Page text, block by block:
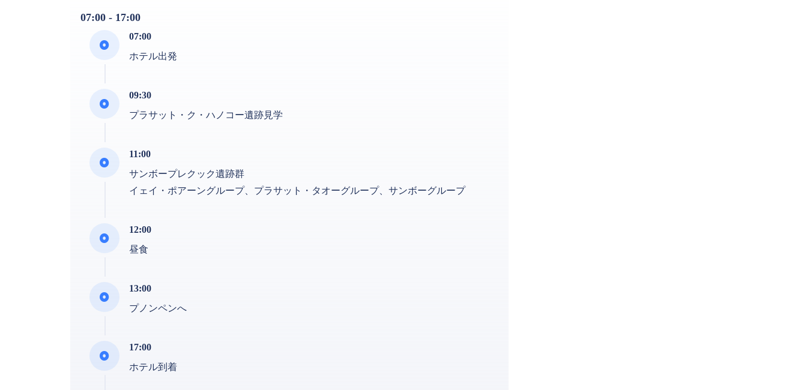
07:00 - 17:00
07:00
ホテル出発
09:30
プラサット・ク・ハノコー遺跡見学
11:00
サンボープレクック遺跡群
イェイ・ポアーングループ、プラサット・タオーグループ、サンボーグループ
12:00
昼食
13:00
プノンペンへ
17:00
ホテル到着